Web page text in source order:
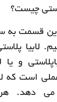
چیست؟
قسمت به
لابیا
و یا
است که
می دهد.